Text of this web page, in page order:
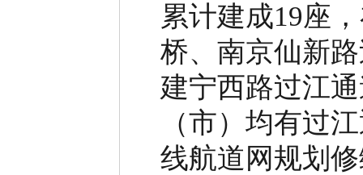
累计建成19座
桥、南京仙新
建宁西路过江
（市）均有过
线航道网规划